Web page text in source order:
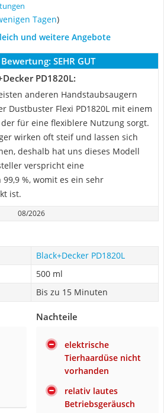
Tagen)
und weitere Angebote
SEHR GUT
PD1820L:
anderen Handstaubsaugern
Dustbuster Flexi PD1820L mit einem
für eine flexiblere Nutzung sorgt.
wirken oft steif und lassen sich
deshalb hat uns dieses Modell
verspricht eine
%, womit es ein sehr
ist.
08/2026
Black+Decker PD1820L
500 ml
Bis zu 15 Minuten
Nachteile
elektrische
Tierhaardüse nicht
vorhanden
relativ lautes
Betriebsgeräusch